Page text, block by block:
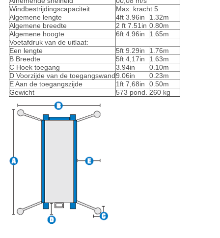
Windbestrijdingscapaciteit
Max. kracht 5
Algemene lengte
4ft 3.96in
1.32m
Algemene breedte
2 ft 7.51in 0.80m
Algemene hoogte
6ft 4.96in
1.65m
Voetafdruk van de uitlaat:
Een lengte
5ft 9.29in
1.76m
B Breedte
5ft 4,17in
1.63m
C Hoek toegang
3.94in
0.10m
D Voorzijde van de toegangswand9.06in
0.23m
E Aan de toegangszijde
1ft 7,68in
0.50m
Gewicht
573 pond. 260 kg